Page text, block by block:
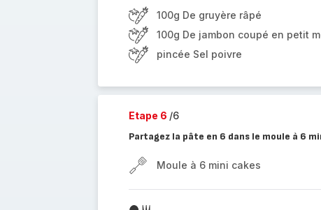
100g De gruyère râpé
100g De jambon coupé en petit
pincée Sel poivre
Etape 6 /6
Partagez la pâte en 6 dans le moule à 6
Moule à 6 mini cakes